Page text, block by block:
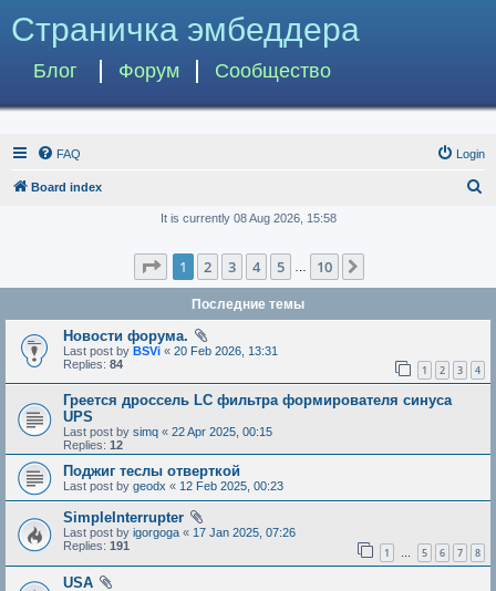
Страничка эмбеддера
Блог Форум Сообщество
FAQ Login
Board index
c
h
It is currently 08 Aug 2026, 15:58
Page 1of 10
1 2 3 4 5 10
Последние темы
Новости форума.
Last post by BSVi « 20 Feb 2026, 13:31
Replies: 84 1 2 3 4
Греется дроссель LC фильтра формирователя синуса
UPS
Last post by simq « 22 Apr 2025, 00:15
Replies: 12
Поджиг теслы отверткой
Last post by geodx « 12 Feb 2025, 00:23
SimpleInterrupter
Last post by igorgoga « 17 Jan 2025, 07:26
Replies: 191 1 … 5 6 7 8
USA